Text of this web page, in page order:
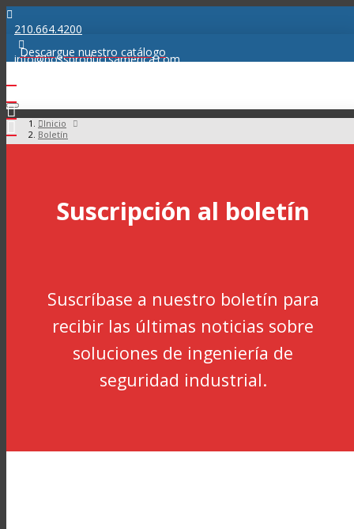
210.664.4200
info@bossproductsamerica.com
Descargue nuestro catálogo
Inicio
Boletín
Suscripción al boletín
Suscríbase a nuestro boletín para
recibir las últimas noticias sobre
soluciones de ingeniería de
seguridad industrial.